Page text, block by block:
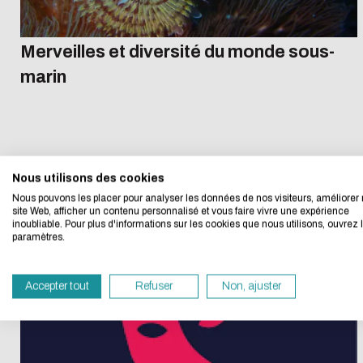
Nous avons
Si vous aussi vous
navigation, vous
vous deviendrez
Merci pour votre
Merveilles et diversité du monde sous-
marin
17 FÉV. 2025 - 04 AVR. 2025
EXPOSITION
LYON-ECULLY
Nous utilisons des cookies
Nous pouvons les placer pour analyser les données de nos visiteurs, améliorer
site Web, afficher un contenu personnalisé et vous faire vivre une expérience
inoubliable. Pour plus d'informations sur les cookies que nous utilisons, ouvrez
paramètres.
Accepter tout Refuser Non, ajuster